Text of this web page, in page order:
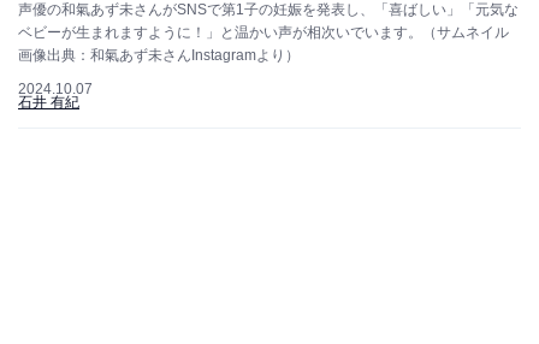
声優の和氣あず未さんがSNSで第1子の妊娠を発表し、「喜ばしい」「元気な
ベビーが生まれますように！」と温かい声が相次いでいます。（サムネイル
画像出典：和氣あず未さんInstagramより）
2024.10.07
石井 有紀